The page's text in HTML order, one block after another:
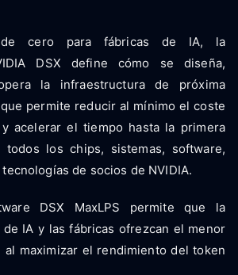
cero para fábricas de IA, la
DSX define cómo se diseña,
la infraestructura de próxima
permite reducir al mínimo el coste
acelerar el tiempo hasta la primera
todos los chips, sistemas, software,
de socios de NVIDIA.
DSX MaxLPS permite que la
IA y las fábricas ofrezcan el menor
al maximizar el rendimiento del token